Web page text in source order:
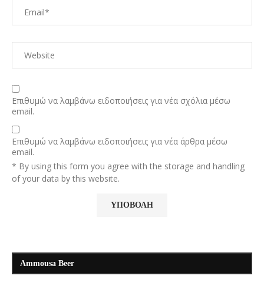
Επιθυμώ να λαμβάνω ειδοποιήσεις για νέα σχόλια μέσω
email.
Επιθυμώ να λαμβάνω ειδοποιήσεις για νέα άρθρα μέσω
email.
* By using this form you agree with the storage and handling
of your data by this website.
Ammousa Beer